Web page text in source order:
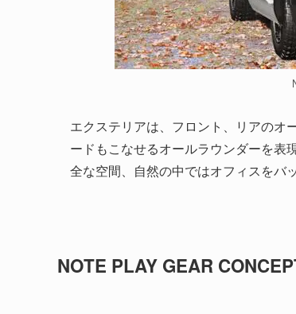
エクステリアは、フロント、リアのオ
ードもこなせるオールラウンダーを表
全な空間、自然の中ではオフィスをバ
NOTE PLAY GEAR